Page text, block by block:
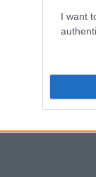
I want
στο Google